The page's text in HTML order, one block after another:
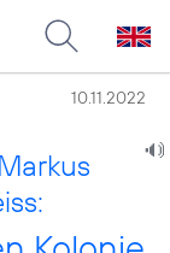
10.11.2022